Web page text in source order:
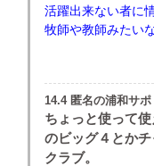
活躍出来ない者に
牧師や教師みたい
14.4 匿名の浦和サポ
ちょっと使って
のビッグ４とか
クラブ。